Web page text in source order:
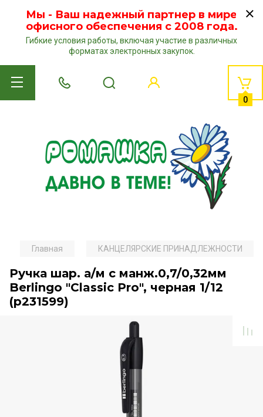
Мы - Ваш надежный партнер в мире
офисного обеспечения с 2008 года.
Гибкие условия работы, включая участие в различных
форматах электронных закупок.
0
Главная КАНЦЕЛЯРСКИЕ ПРИНАДЛЕЖНОСТИ
Ручка шар. а/м с манж.0,7/0,32мм
Berlingo "Classic Pro", черная 1/12
(р231599)